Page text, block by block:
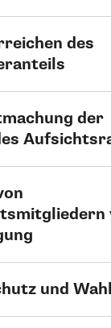
des
der
und